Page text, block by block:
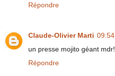
Répondre
Claude-Olivier Marti 09:54
un presse mojito géant mdr!
Répondre